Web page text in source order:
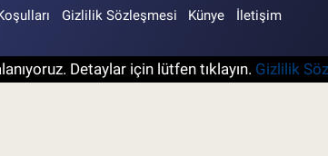
Gizlilik Sözleşmesi Künye İletişim
Detaylar için lütfen tıklayın. Gizlilik